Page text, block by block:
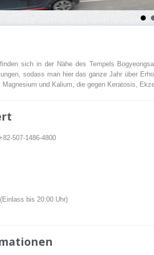
sich in der Nähe des Tempels
sodass man hier das ganze Jahr über
Magnesium und Kalium, die gegen Keratosis,
507-1486-4800
bis 20:00 Uhr)